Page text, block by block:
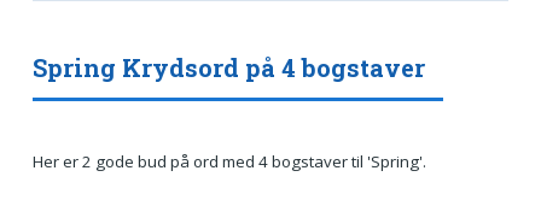
Spring Krydsord på 4 bogstaver
Her er 2 gode bud på ord med 4 bogstaver til 'Spring'.